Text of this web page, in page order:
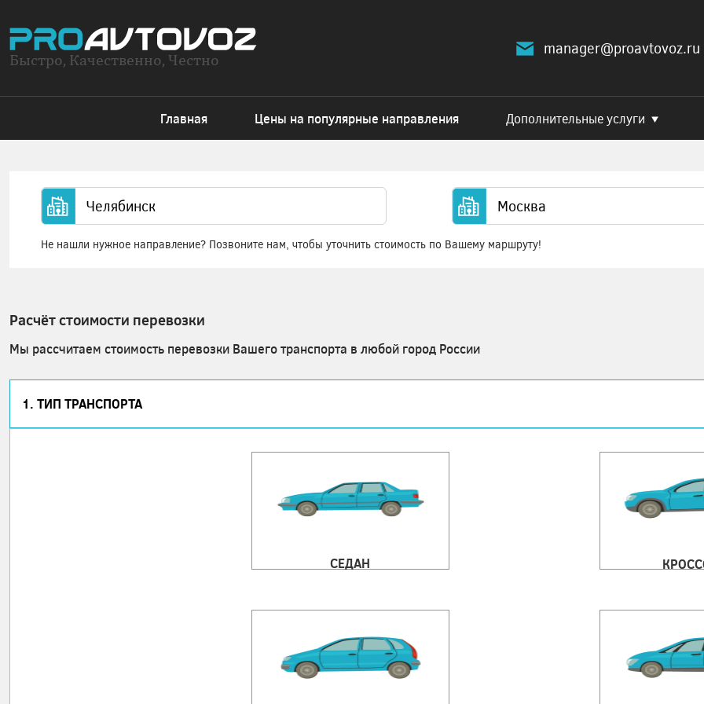
Быстро, Качественно, Честно
manager@proavtovoz.ru
Главная Цены на популярные направления Дополнительные услуги
Не нашли нужное направление? Позвоните нам, чтобы уточнить стоимость по Вашему маршруту!
Расчёт стоимости перевозки
Мы рассчитаем стоимость перевозки Вашего транспорта в любой город России
1. ТИП ТРАНСПОРТА
СЕДАН